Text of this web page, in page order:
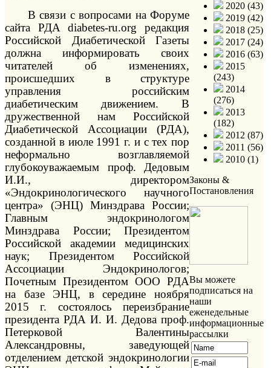
В связи с вопросами на Форуме
сайта РДА diabetes-ru.org редакция
Российской Диабетической Газеты
должна информировать своих
читателей об изменениях,
происшедших в структуре
управления российским
диабетическим движением. В
дружественной нам Российской
Диабетической Ассоциации (РДА),
созданной в июле 1991 г. и с тех пор
неформально возглавляемой
глубокоуважаемым проф. Дедовым
И.И., директором
«Эндокринологического научного
центра» (ЭНЦ) Минздрава России;
Главным эндокринологом
Минздрава России; Президентом
Российской академии медицинских
наук; Президентом Российской
Ассоциации Эндокринологов;
Почетным Президентом ООО РДА
на базе ЭНЦ, в середине ноября
2015 г. состоялось переизбрание
президента РДА И. И. Дедова проф.
Петерковой Валентины
Александровны, заведующей
отделением детской эндокринологии
2020 (43)
2019 (42)
2018 (25)
2017 (24)
2016 (63)
2015
(243)
2014
(276)
2013
(182)
2012 (87)
2011 (56)
2010 (1)
Законы &
Постановления
Вы можете
подписаться на
наши
еженедельные
информационные
рассылки